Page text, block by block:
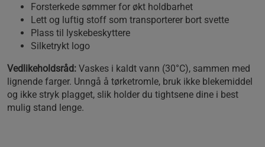
Forsterkede sømmer for økt holdbarhet
Lett og luftig stoff som transporterer bort svette
Plass til lyskebeskyttere
Silketrykt logo
Vedlikeholdsråd: Vaskes i kaldt vann (30°C), sammen med
lignende farger. Unngå å tørketromle, bruk ikke blekemiddel
og ikke stryk plagget, slik holder du tightsene dine i best
mulig stand lenge.